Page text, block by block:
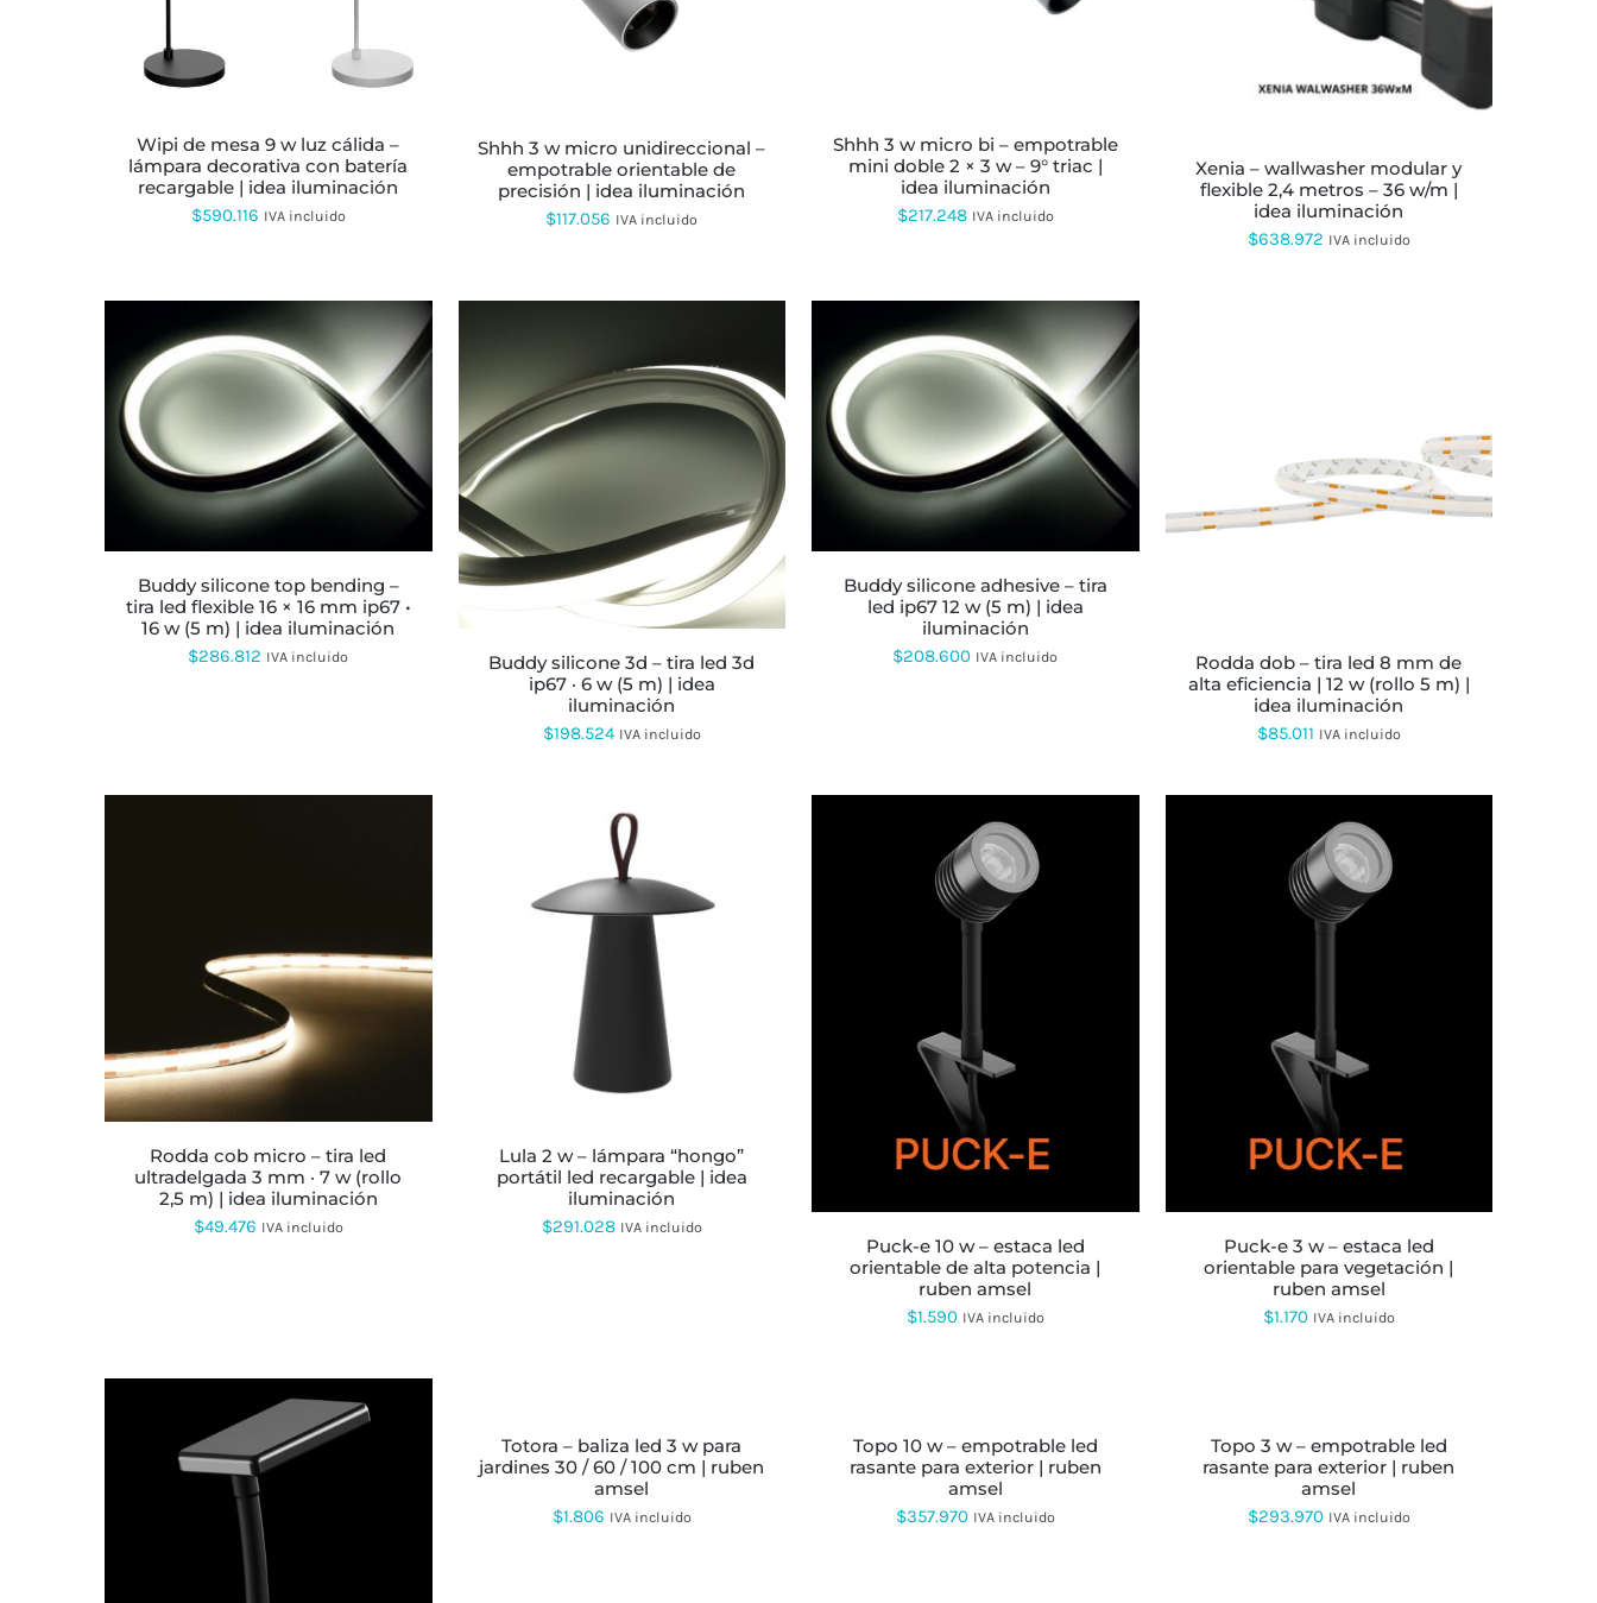
OPCIONES
ELEGIR
EN
LA
PÁGINA
DE
wipi de mesa 9 w luz cálida –
lámpara decorativa con batería
recargable | idea iluminación
$590.116 IVA incluido
MÚLTIPLES
VARIANTES.
LAS
ELEGIR
EN
LA
DE
shhh 3 w micro unidireccional –
empotrable orientable de
precisión | idea iluminación
$117.056 IVA incluido
MÚLTIPLES
ELEGIR
EN
LA
PÁGINA
DE
shhh 3 w micro bi – empotrable
mini doble 2 × 3 w – 9° triac |
idea iluminación
$217.248 IVA incluido
MÚLTIPLES
VARIANTES.
OPCIONES
EN
LA
PÁGINA
DE
xenia – wallwasher modular y
flexible 2,4 metros – 36 w/m |
idea iluminación
$638.972 IVA incluido
ESTE
PRODUCTO
TIENE
MÚLTIPLES
VARIANTES.
OPCIONES
SE
PUEDEN
ELEGIR
LA
buddy silicone top bending –
tira led flexible 16 × 16 mm ip67 •
16 w (5 m) | idea iluminación
$286.812 IVA incluido
MÚLTIPLES
VARIANTES.
LAS
OPCIONES
ELEGIR
EN
LA
PÁGINA
DE
buddy silicone 3d – tira led 3d
ip67 · 6 w (5 m) | idea
iluminación
$198.524 IVA incluido
ESTE
PRODUCTO
TIENE
MÚLTIPLES
VARIANTES.
OPCIONES
SE
PUEDEN
ELEGIR
LA
buddy silicone adhesive – tira
led ip67 12 w (5 m) | idea
iluminación
$208.600 IVA incluido
rodda dob – tira led 8 mm de
alta eficiencia | 12 w (rollo 5 m) |
idea iluminación
$85.011 IVA incluido
ESTE
PRODUCTO
TIENE
MÚLTIPLES
VARIANTES.
LAS
OPCIONES
ELEGIR
EN
LA
PÁGINA
DE
rodda cob micro – tira led
ultradelgada 3 mm · 7 w (rollo
2,5 m) | idea iluminación
$49.476 IVA incluido
PRODUCTO
TIENE
MÚLTIPLES
VARIANTES.
OPCIONES
ELEGIR
EN
LA
PÁGINA
DE
lula 2 w – lámpara “hongo”
portátil led recargable | idea
iluminación
$291.028 IVA incluido
puck-e 10 w – estaca led
orientable de alta potencia |
ruben amsel
$1.590 IVA incluido
puck-e 3 w – estaca led
orientable para vegetación |
ruben amsel
$1.170 IVA incluido
totora – baliza led 3 w para
jardines 30 / 60 / 100 cm | ruben
amsel
$1.806 IVA incluido
topo 10 w – empotrable led
rasante para exterior | ruben
amsel
$357.970 IVA incluido
topo 3 w – empotrable led
rasante para exterior | ruben
amsel
$293.970 IVA incluido